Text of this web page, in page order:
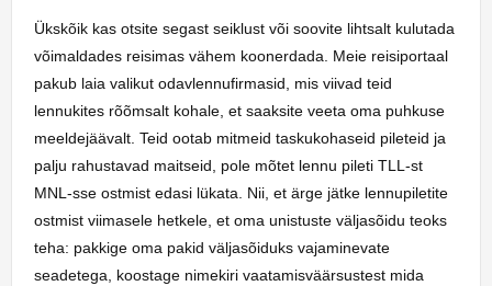
Ükskõik kas otsite segast seiklust või soovite lihtsalt kulutada
võimaldades reisimas vähem koonerdada. Meie reisiportaal
pakub laia valikut odavlennufirmasid, mis viivad teid
lennukites rõõmsalt kohale, et saaksite veeta oma puhkuse
meeldejäävalt. Teid ootab mitmeid taskukohaseid pileteid ja
palju rahustavad maitseid, pole mõtet lennu pileti TLL-st
MNL-sse ostmist edasi lükata. Nii, et ärge jätke lennupiletite
ostmist viimasele hetkele, et oma unistuste väljasõidu teoks
teha: pakkige oma pakid väljasõiduks vajaminevate
seadetega, koostage nimekiri vaatamisväärsustest mida